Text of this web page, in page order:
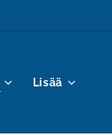
Lisää